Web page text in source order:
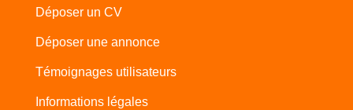
Déposer un CV
Déposer une annonce
Témoignages utilisateurs
Informations légales